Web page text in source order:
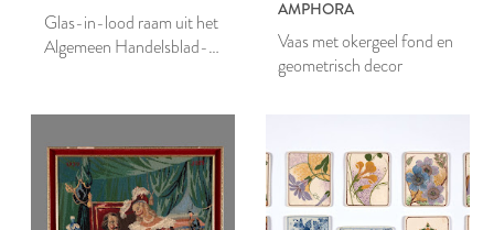
Glas-in-lood raam uit het
Algemeen Handelsblad-
AMPHORA
Vaas met okergeel fond en
geometrisch decor